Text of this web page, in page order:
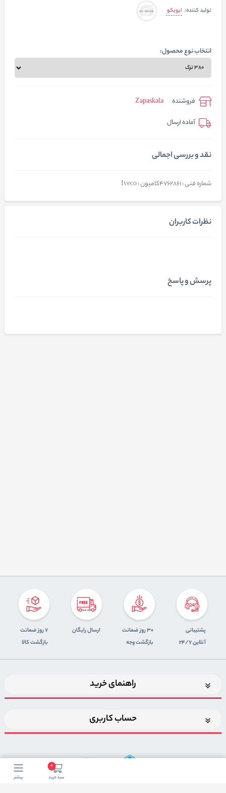
تولید کننده: ایویکو
انتخاب نوع محصول:
فروشنده
Zapaskala
آماده ارسال
نقد و بررسی اجمالی
شماره فنی : 4762861کامیون : Iveco
نظرات کاربران
پرسش و پاسخ
0
سبد خرید بیشتر
پشتیبانی
آنلاین 24/7
30 روز ضمانت
بازگشت وجه
ارسال رایگان
7 روز ضمانت
بازگشت کالا
راهنمای خرید
حساب کاربری